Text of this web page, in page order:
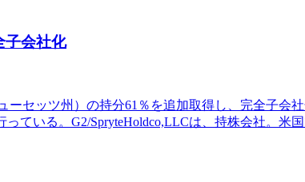
子会社化
セッツ州）の持分61％を追加取得し、完全子会
ている。G2/SpryteHoldco,LLCは、持株会社。米